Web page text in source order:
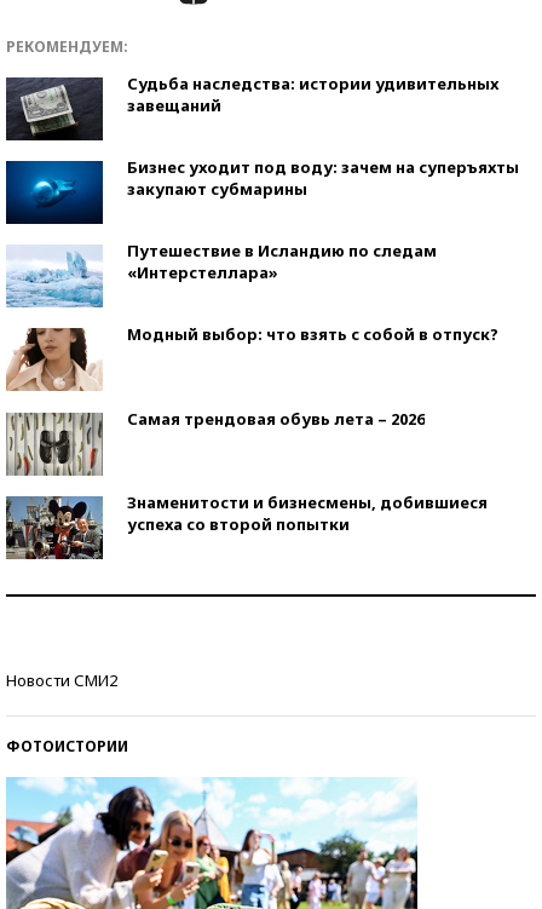
РЕКОМЕНДУЕМ:
Судьба наследства: истории удивительных
завещаний
Бизнес уходит под воду: зачем на суперъяхты
закупают субмарины
Путешествие в Исландию по следам
«Интерстеллара»
Модный выбор: что взять с собой в отпуск?
Самая трендовая обувь лета – 2026
Знаменитости и бизнесмены, добившиеся
успеха со второй попытки
Новости СМИ2
ФОТОИСТОРИИ